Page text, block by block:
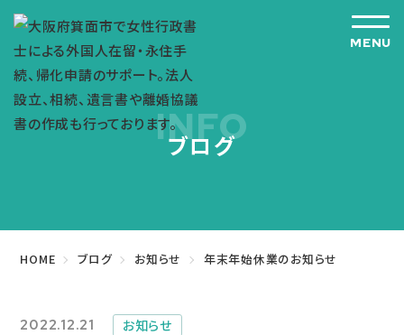
INFO
ブログ
HOME ブログ お知らせ 年末年始休業のお知らせ
2022.12.21 お知らせ